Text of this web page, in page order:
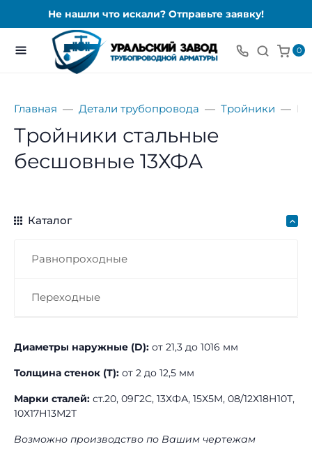
Не нашли что искали? Отправьте заявку!
0
Главная Детали трубопровода Тройники
Тройники стальные
бесшовные 13ХФА
Каталог
Равнопроходные
Переходные
Диаметры наружные (D): от 21,3 до 1016 мм
Толщина стенок (T): от 2 до 12,5 мм
Марки сталей: ст.20, 09Г2С, 13ХФА, 15Х5М, 08/12Х18Н10Т,
10Х17Н13М2Т
Возможно производство по Вашим чертежам